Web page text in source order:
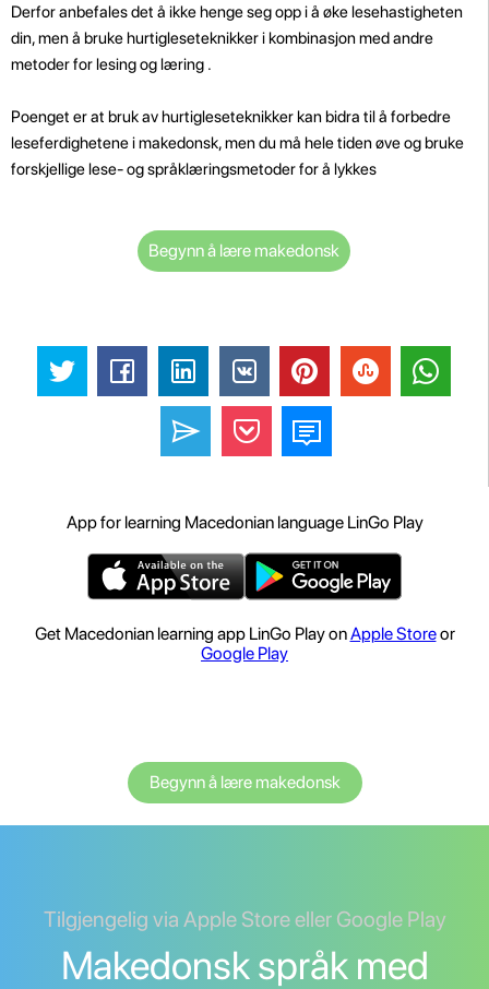
Derfor anbefales det å ikke henge seg opp i å øke lesehastigheten
din, men å bruke hurtigleseteknikker i kombinasjon med andre
metoder for lesing og læring .
Poenget er at bruk av hurtigleseteknikker kan bidra til å forbedre
leseferdighetene i makedonsk, men du må hele tiden øve og bruke
forskjellige lese- og språklæringsmetoder for å lykkes
Begynn å lære makedonsk
App for learning Macedonian language LinGo Play
Get Macedonian learning app LinGo Play onApple Storeor
Google Play
Begynn å lære makedonsk
Tilgjengelig via Apple Store eller Google Play
Makedonsk språk med